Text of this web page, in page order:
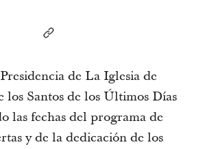
de La Iglesia de
los Santos de los Últimos Días
las fechas del programa de
y de la dedicación de los